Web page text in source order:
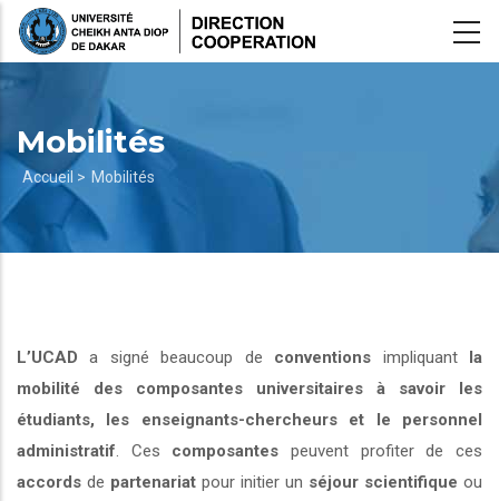
Aller
Mobilités
Fil
d'Ariane
Accueil > Mobilités
L’UCAD a signé beaucoup de conventions impliquant la
mobilité des composantes universitaires à savoir les
étudiants, les enseignants-chercheurs et le personnel
administratif . Ces composantes peuvent profiter de ces
accords de partenariat pour initier un séjour scientifique ou